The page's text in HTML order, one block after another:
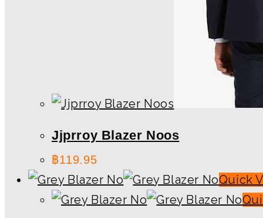
Jjprroy Blazer Noos
฿119.95
Quick